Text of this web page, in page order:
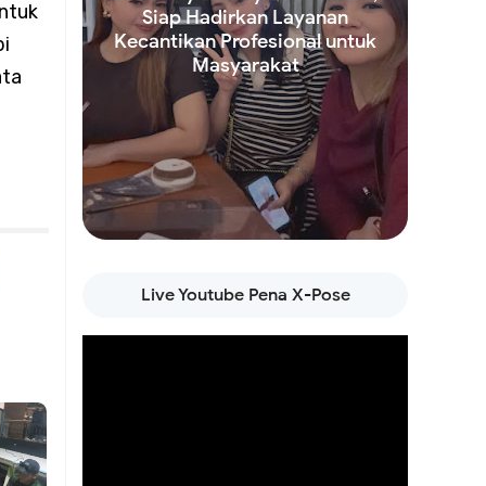
Siap Hadirkan Layanan
Kecantikan Profesional untuk
Masyarakat
Read more
Live Youtube Pena X-Pose